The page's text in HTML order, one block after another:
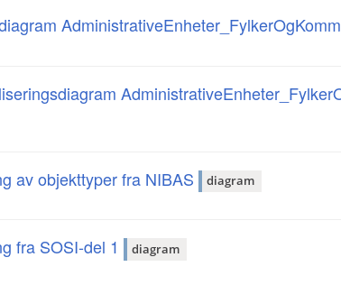
av objekttyper fra NIBAS diagram
fra SOSI-del 1 diagram